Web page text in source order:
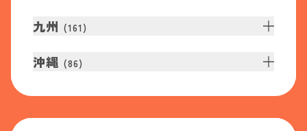
九州 (161 )
沖縄 (86)